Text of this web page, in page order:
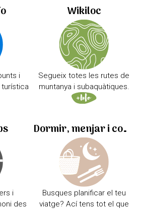
i
Wikiloc
Segueix totes les rutes de
muntanya i subaquàtiques.
i
des
Dormir, menjar i comprar
Busques planificar el teu
viatge? Ací tens tot el que